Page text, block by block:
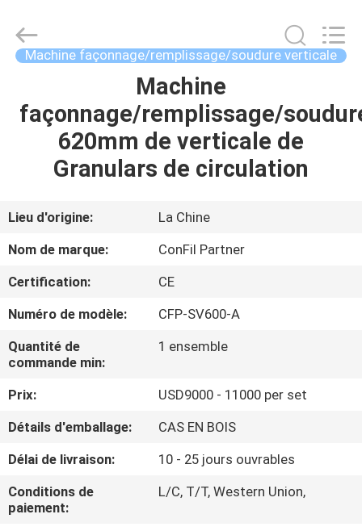
PRODUITS
AU
DE
NOUS
VISITE
D'USINE
CONTRÔLE
DE
QUALITÉ
2025
ConFil
System.Machine façonnage/remplissage/soudure verticale
Machine
façonnage/remplissage/
620mm de verticale de
Granulars de circulation
Lieu d'origine:
La Chine
Nom de marque:
ConFil Partner
Certification:
CE
Numéro de modèle:
CFP-SV600-A
Quantité de
commande min:
1 ensemble
Prix:
USD9000 - 11000 per set
Détails d'emballage:
CAS EN BOIS
Délai de livraison:
10 - 25 jours ouvrables
Conditions de
paiement:
L/C, T/T, Western Union,